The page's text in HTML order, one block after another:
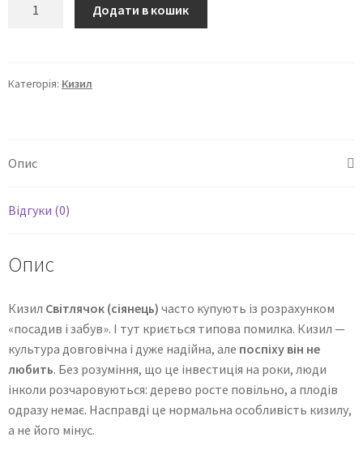
Додати в кошик
Категорія: Кизил
Опис
Відгуки (0)
Опис
Кизил Світлячок (сіянець) часто купують із розрахунком
«посадив і забув». І тут криється типова помилка. Кизил —
культура довговічна і дуже надійна, але поспіху він не
любить. Без розуміння, що це інвестиція на роки, люди
інколи розчаровуються: дерево росте повільно, а плодів
одразу немає. Насправді це нормальна особливість кизилу,
а не його мінус.